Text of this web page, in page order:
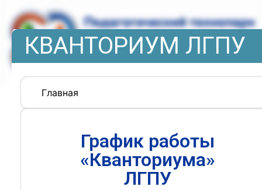
КВАНТОРИУМ ЛГПУ
Главная
График работы
«Кванториума»
ЛГПУ